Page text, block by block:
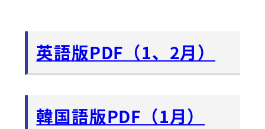
英語版PDF（1、2月）
韓国語版PDF（1月）